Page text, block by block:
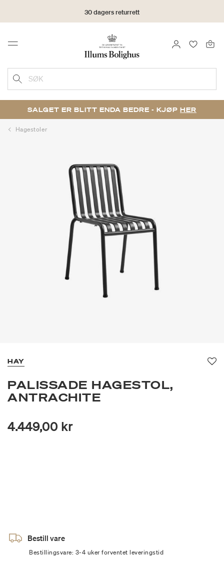
30 dagers returrett
Menu LOGG INN
SØK
SALGET ER BLITT ENDA BEDRE - KJØP HER
Hagestoler
HAY
PALISSADE HAGESTOL,
ANTRACHITE
4.449,00 kr
Bestill vare
Bestillingsvare: 3-4 uker forventet leveringstid